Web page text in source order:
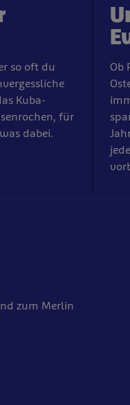
so oft du
Kuba-
für
dabei.
Ob
zum Merlin